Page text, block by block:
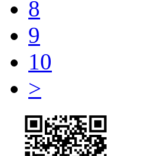
8
9
10
>